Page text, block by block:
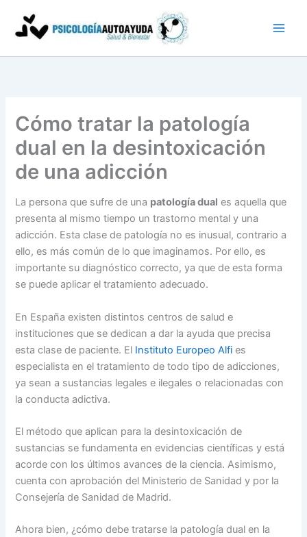
contenido
Cómo tratar la patología
dual en la desintoxicación
de una adicción
La persona que sufre de una patología dual es aquella que
presenta al mismo tiempo un trastorno mental y una
adicción. Esta clase de patología no es inusual, contrario a
ello, es más común de lo que imaginamos. Por ello, es
importante su diagnóstico correcto, ya que de esta forma
se puede aplicar el tratamiento adecuado.
En España existen distintos centros de salud e
instituciones que se dedican a dar la ayuda que precisa
esta clase de paciente. El Instituto Europeo Alfi es
especialista en el tratamiento de todo tipo de adicciones,
ya sean a sustancias legales e ilegales o relacionadas con
la conducta adictiva.
El método que aplican para la desintoxicación de
sustancias se fundamenta en evidencias científicas y está
acorde con los últimos avances de la ciencia. Asimismo,
cuenta con aprobación del Ministerio de Sanidad y por la
Consejería de Sanidad de Madrid.
Ahora bien, ¿cómo debe tratarse la patología dual en la